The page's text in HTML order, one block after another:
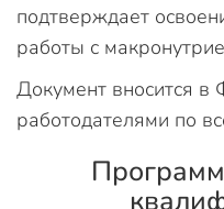
подтверждает
работы с
Документ вносится
работодателями по